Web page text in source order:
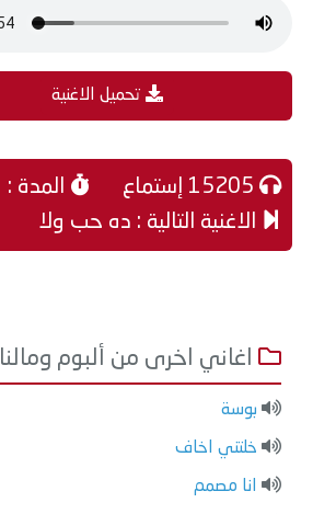
تحميل الاغنية
المدة :
الاغنية التالية : ده حب ولا
اغاني اخرى من ألبوم ومالنا
بوسة
خلتني اخاف
انا مصمم